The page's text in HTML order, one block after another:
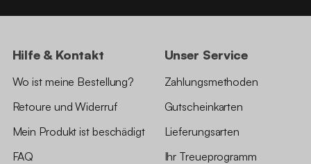
Hilfe & Kontakt
Wo ist meine Bestellung?
Retoure und Widerruf
Mein Produkt ist beschädigt
FAQ
Unser Service
Zahlungsmethoden
Gutscheinkarten
Lieferungsarten
Ihr Treueprogramm